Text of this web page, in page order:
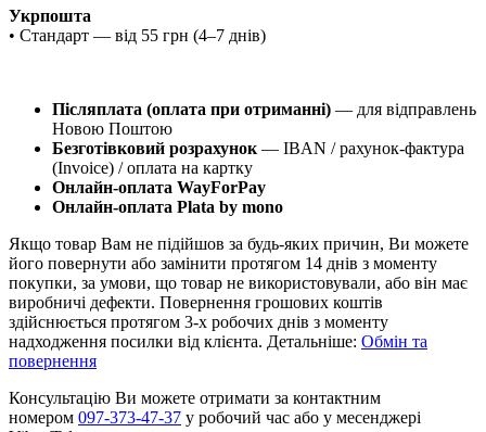
Укрпошта
• Стандарт — від 55 грн (4–7 днів)
Післяплата (оплата при отриманні) — для відправлень
Новою Поштою
Безготівковий розрахунок — IBAN / рахунок-фактура
(Invoice) / оплата на картку
Онлайн-оплата WayForPay
Онлайн-оплата Plata by mono
Якщо товар Вам не підійшов за будь-яких причин, Ви можете
його повернути або замінити протягом 14 днів з моменту
покупки, за умови, що товар не використовували, або він має
виробничі дефекти. Повернення грошових коштів
здійснюється протягом 3-х робочих днів з моменту
надходження посилки від клієнта. Детальніше: Обмін та
повернення
Консультацію Ви можете отримати за контактним
номером 097-373-47-37 у робочий час або у месенджері